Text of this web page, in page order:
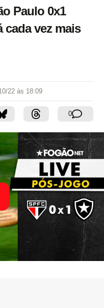
Paulo 0x1
cada vez mais
22 às 18:09
0